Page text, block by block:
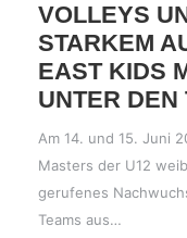
VOLLEYS
STARKEM
EAST KIDS
UNTER DEN
Am 14. und 15. Juni
Masters der U12
gerufenes
Teams aus…